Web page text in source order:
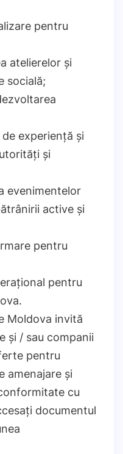
pentru
atelierelor și
socială;
experiență și
și
evenimentelor
active și
pentru
pentru
Moldova invită
și / sau companii
pentru
amenajare și
cu
documentul